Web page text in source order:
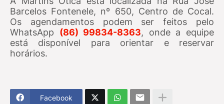
Barcelos Fontenele, nº 650, Centro de Cocal.
Os agendamentos podem ser feitos pelo
WhatsApp (86) 99834-8363, onde a equipe
está disponível para orientar e reservar
horários.
Facebook